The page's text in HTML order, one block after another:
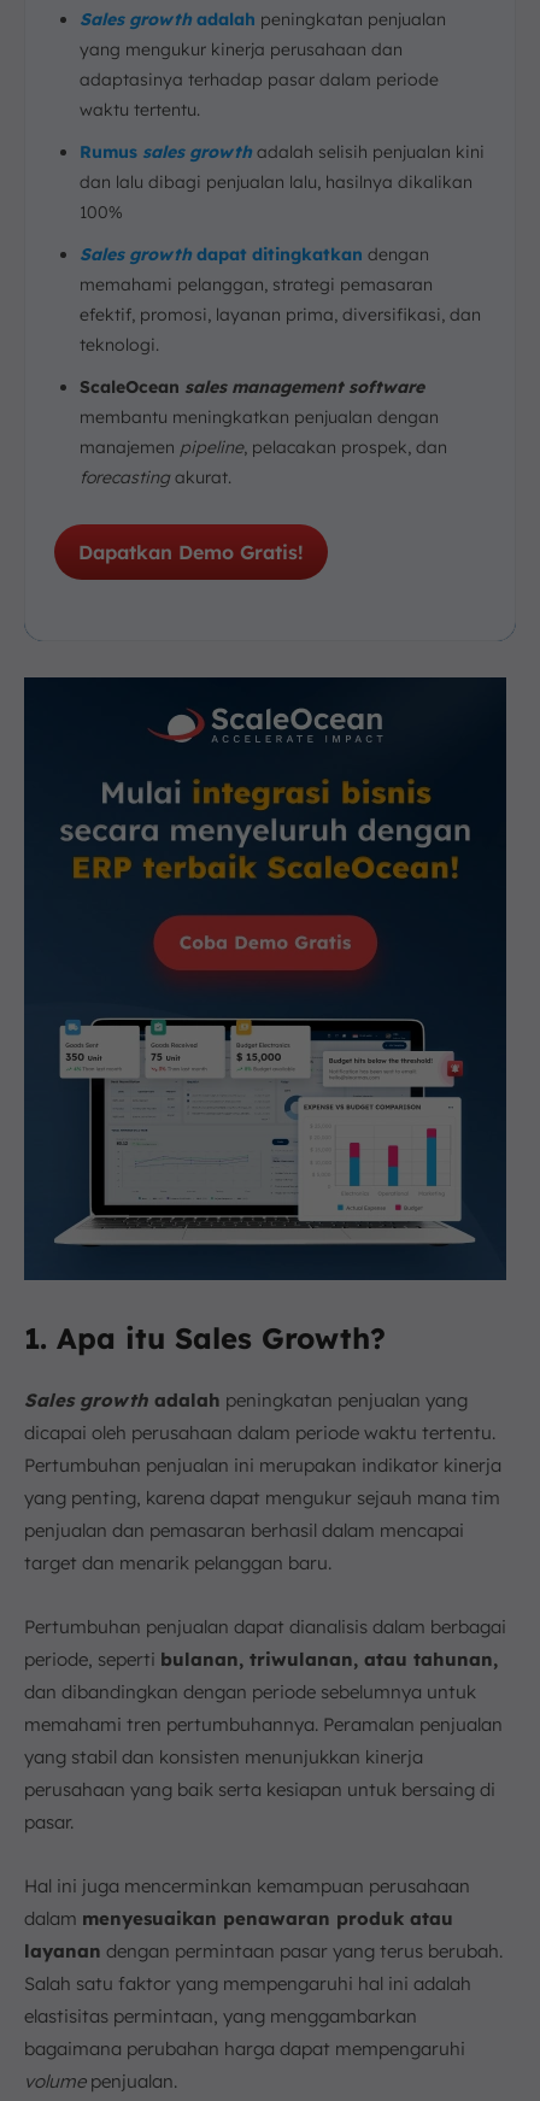
Sales growthadalah peningkatan penjualan
yang mengukur kinerja perusahaan dan
adaptasinya terhadap pasar dalam periode
waktu tertentu.
Rumus sales growthadalah selisih penjualan kini
dan lalu dibagi penjualan lalu, hasilnya dikalikan
100%
Sales growthdapat ditingkatkan dengan
memahami pelanggan, strategi pemasaran
efektif, promosi, layanan prima, diversifikasi, dan
teknologi.
ScaleOcean sales management software
membantu meningkatkan penjualan dengan
manajemen pipeline, pelacakan prospek, dan
forecastingakurat.
Dapatkan Demo Gratis!
1. Apa itu Sales Growth?
Sales growth adalah peningkatan penjualan yang
dicapai oleh perusahaan dalam periode waktu tertentu.
Pertumbuhan penjualan ini merupakan indikator kinerja
yang penting, karena dapat mengukur sejauh mana tim
penjualan dan pemasaran berhasil dalam mencapai
target dan menarik pelanggan baru.
Pertumbuhan penjualan dapat dianalisis dalam berbagai
periode, seperti bulanan, triwulanan, atau tahunan,
dan dibandingkan dengan periode sebelumnya untuk
memahami tren pertumbuhannya. Peramalan penjualan
yang stabil dan konsisten menunjukkan kinerja
perusahaan yang baik serta kesiapan untuk bersaing di
pasar.
Hal ini juga mencerminkan kemampuan perusahaan
dalam menyesuaikan penawaran produk atau
layanan dengan permintaan pasar yang terus berubah.
Salah satu faktor yang mempengaruhi hal ini adalah
elastisitas permintaan, yang menggambarkan
bagaimana perubahan harga dapat mempengaruhi
volumepenjualan.